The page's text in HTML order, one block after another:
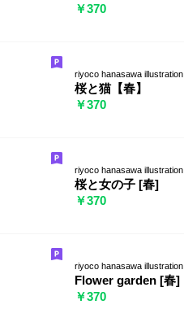
￥370
riyoco hanasawa illustration
桜と猫【春】
￥370
riyoco hanasawa illustration
桜と女の子 [春]
￥370
riyoco hanasawa illustration
Flower garden [春]
￥370